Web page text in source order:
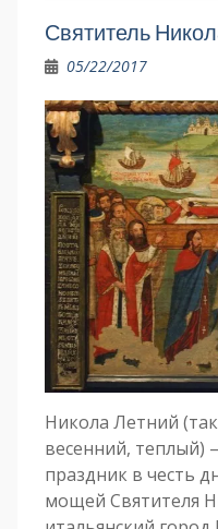
Святитель
05/22/2017
Никола Летний
весенний, теплый)
праздник в честь
мощей Святителя